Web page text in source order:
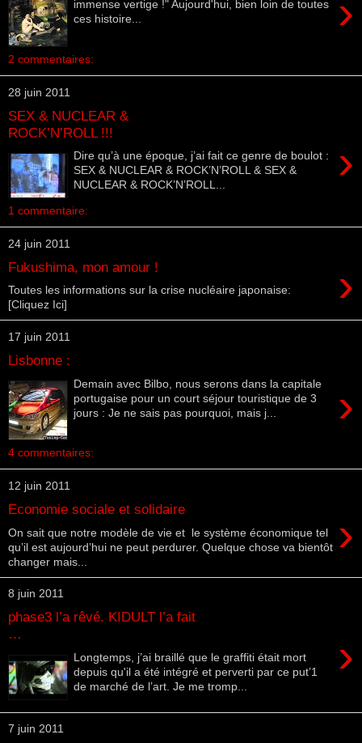
›
immense vertige !" Aujourd'hui, bien loin de toutes
ces histoire...
2 commentaires:
28 juin 2011
SEX & NUCLEAR &
ROCK’N’ROLL !!!
›
Dire qu’à une époque, j’ai fait ce genre de boulot :
SEX & NUCLEAR & ROCK’N’ROLL & SEX &
NUCLEAR & ROCK’N’ROLL...
1 commentaire:
24 juin 2011
Fukushima, mon amour ! ›
Toutes les informations sur la crise nucléaire japonaise:
[Cliquez Ici]
17 juin 2011
Lisbonne :
›
Demain avec Bilbo, nous serons dans la capitale
portugaise pour un court séjour touristique de 3
jours : Je ne sais pas pourquoi, mais j...
4 commentaires:
12 juin 2011
Economie sociale et solidaire ›
On sait que notre modèle de vie et le système économique tel
qu’il est aujourd’hui ne peut perdurer. Quelque chose va bientôt
changer mais...
8 juin 2011
phase3 l’a rêvé. KIDULT l’a fait
…
›
Longtemps, j’ai braillé que le graffiti était mort
depuis qu'il a été intégré et perverti par ce put’1
de marché de l’art. Je me tromp...
7 juin 2011